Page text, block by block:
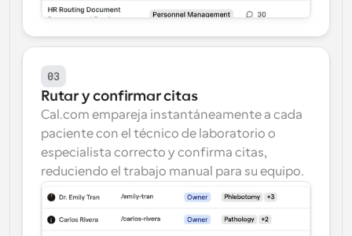
03
Rutar y confirmar citas
Cal.com empareja instantáneamente a cada
paciente con el técnico de laboratorio o
especialista correcto y confirma citas,
reduciendo el trabajo manual para su equipo.